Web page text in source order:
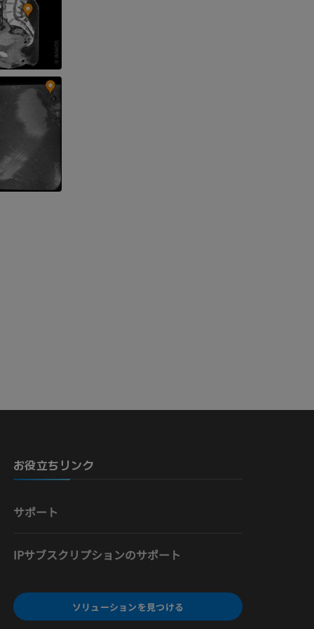
お役立ちリンク
サポート
IPサブスクリプションのサポート
ソリューションを見つける